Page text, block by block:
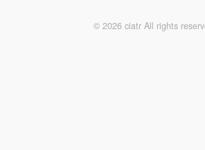
© 2026 ciatr All rights